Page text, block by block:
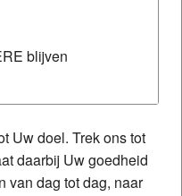
blijven
Uw doel. Trek ons tot
daarbij Uw goedheid
van dag tot dag, naar